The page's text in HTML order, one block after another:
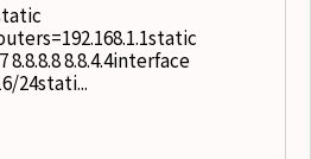
8.8.8.8 8.8.4.4interface
24stati...